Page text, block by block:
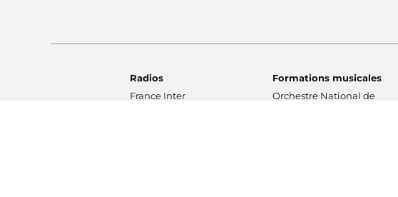
Radios
France Inter
Formations musicales
Orchestre National de